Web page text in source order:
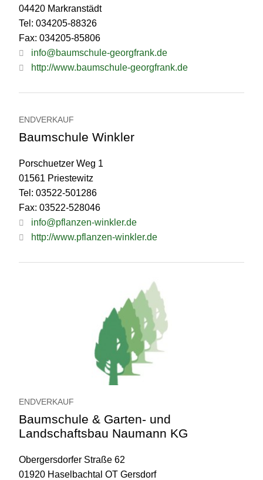
04420 Markranstädt
Tel: 034205-88326
Fax: 034205-85806
info@baumschule-georgfrank.de
http://www.baumschule-georgfrank.de
ENDVERKAUF
Baumschule Winkler
Porschuetzer Weg 1
01561 Priestewitz
Tel: 03522-501286
Fax: 03522-528046
info@pflanzen-winkler.de
http://www.pflanzen-winkler.de
ENDVERKAUF
Baumschule & Garten- und
Landschaftsbau Naumann KG
Obergersdorfer Straße 62
01920 Haselbachtal OT Gersdorf